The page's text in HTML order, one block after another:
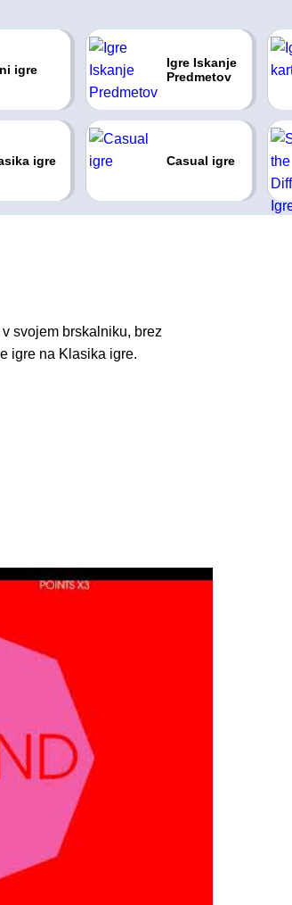
igre
Igre Iskanje
Predmetov
igre Casual igre
svojem brskalniku, brez
igre na Klasika igre.